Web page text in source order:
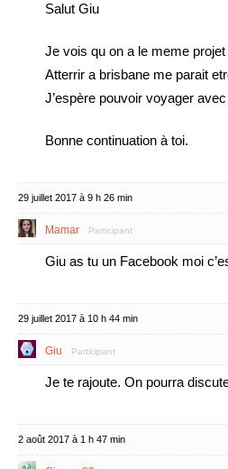
Salut Giu
Je vois qu on a le meme
Atterrir a brisbane me parait
J’espère pouvoir voyager avec
Bonne continuation à toi.
29 juillet 2017 à 9 h 26 min
Mamar Participant
Giu as tu un Facebook moi
29 juillet 2017 à 10 h 44 min
Giu Participant
Je te rajoute. On pourra
2 août 2017 à 1 h 47 min